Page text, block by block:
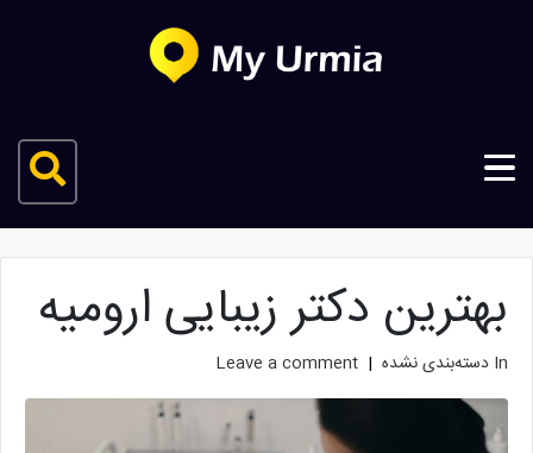
بهترین دکتر زیبایی ارومیه
In دسته‌بندی نشده Leave a comment